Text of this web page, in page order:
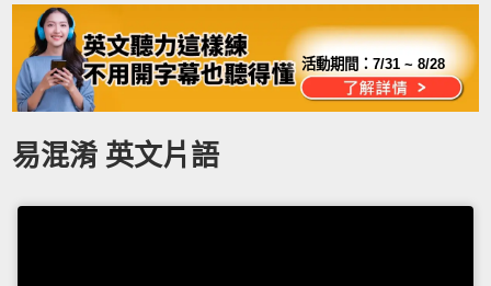
活動期間：7/31 ~ 8/28
易混淆 英文片語